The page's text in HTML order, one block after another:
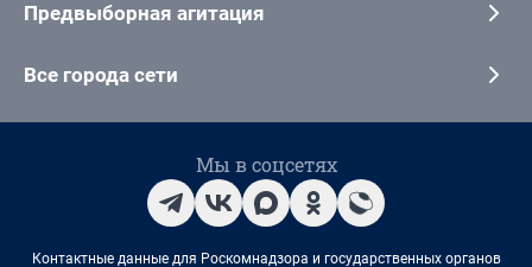
Предвыборная агитация
Все города сети
Мы в соцсетях
Контактные данные для Роскомнадзора и государственных органов